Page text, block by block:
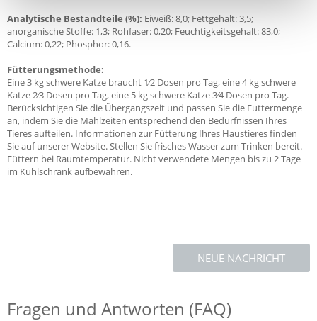
Analytische Bestandteile (%): Eiweiß: 8,0; Fettgehalt: 3,5;
anorganische Stoffe: 1,3; Rohfaser: 0,20; Feuchtigkeitsgehalt: 83,0;
Calcium: 0,22; Phosphor: 0,16.
Fütterungsmethode:
Eine 3 kg schwere Katze braucht 1⁄2 Dosen pro Tag, eine 4 kg schwere
Katze 2⁄3 Dosen pro Tag, eine 5 kg schwere Katze 3⁄4 Dosen pro Tag.
Berücksichtigen Sie die Übergangszeit und passen Sie die Futtermenge
an, indem Sie die Mahlzeiten entsprechend den Bedürfnissen Ihres
Tieres aufteilen. Informationen zur Fütterung Ihres Haustieres finden
Sie auf unserer Website. Stellen Sie frisches Wasser zum Trinken bereit.
Füttern bei Raumtemperatur. Nicht verwendete Mengen bis zu 2 Tage
im Kühlschrank aufbewahren.
NEUE NACHRICHT
Fragen und Antworten (FAQ)